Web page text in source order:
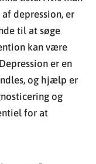
og hjælp er
og
for at
på